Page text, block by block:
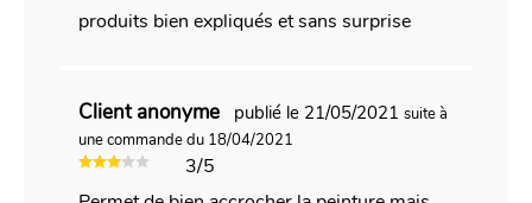
produits bien expliqués et sans surprise
Client anonyme publié le 21/05/2021 suite à
une commande du 18/04/2021
3/5